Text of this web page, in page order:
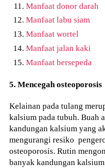
Manfaat donor darah
Manfaat labu siam
Manfaat wortel
Manfaat jalan kaki
Manfaat bersepeda
5. Mencegah osteoporosis
Kelainan pada tulang
kalsium pada tubuh. Buah
kandungan kalsium yang
mengurangi resiko
osteoporosis. Rutin
banyak kandungan